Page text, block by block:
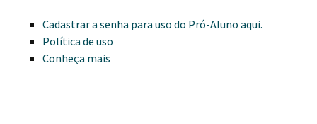
Cadastrar a senha para uso do Pró-Aluno aqui.
Política de uso
Conheça mais